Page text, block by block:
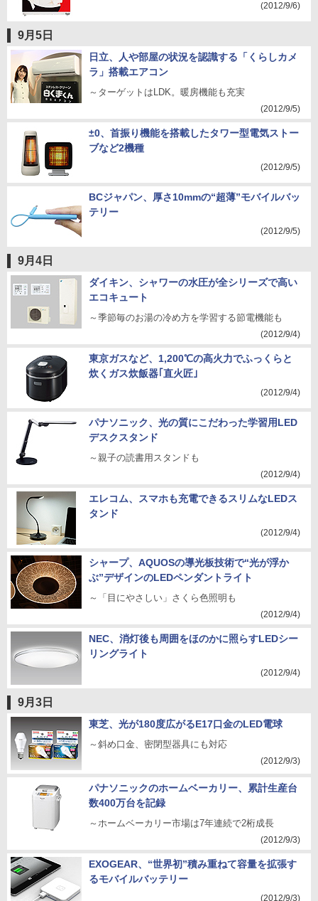
(2012/9/6)
9月5日
日立、人や部屋の状況を認識する「くらしカメ
ラ」搭載エアコン
～ターゲットはLDK。暖房機能も充実
(2012/9/5)
±0、首振り機能を搭載したタワー型電気ストー
ブなど2機種
(2012/9/5)
BCジャパン、厚さ10mmの“超薄”モバイルバッ
テリー
(2012/9/5)
9月4日
ダイキン、シャワーの水圧が全シリーズで高い
エコキュート
～季節毎のお湯の冷め方を学習する節電機能も
(2012/9/4)
東京ガスなど、1,200℃の高火力でふっくらと
炊くガス炊飯器｢直火匠｣
(2012/9/4)
パナソニック、光の質にこだわった学習用LED
デスクスタンド
～親子の読書用スタンドも
(2012/9/4)
エレコム、スマホも充電できるスリムなLEDス
タンド
(2012/9/4)
シャープ、AQUOSの導光板技術で“光が浮か
ぶ”デザインのLEDペンダントライト
～「目にやさしい」さくら色照明も
(2012/9/4)
NEC、消灯後も周囲をほのかに照らすLEDシー
リングライト
(2012/9/4)
9月3日
東芝、光が180度広がるE17口金のLED電球
～斜め口金、密閉型器具にも対応
(2012/9/3)
パナソニックのホームベーカリー、累計生産台
数400万台を記録
～ホームベーカリー市場は7年連続で2桁成長
(2012/9/3)
EXOGEAR、“世界初”積み重ねて容量を拡張す
るモバイルバッテリー
(2012/9/3)